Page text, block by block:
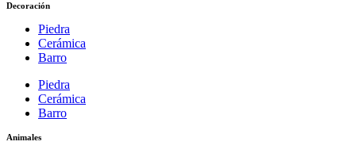
Decoración
Piedra
Cerámica
Barro
Piedra
Cerámica
Barro
Animales